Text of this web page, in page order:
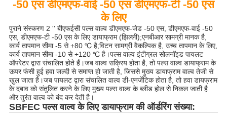
-50 एस डीएमएफ-वाई -50 एस डीएमएफ-टी -50 एस
के लिए
पुराने संस्करण 2 '' बीएफईसी पल्स वाल्व डीएमएफ-जेड -50 एस, डीएमएफ-वाई -50
एस, डीएमएफ-टी -50 एस के लिए डायाफ्राम (झिल्ली);एनबीआर सामग्री मानक है,
कार्य तापमान सीमा -5 से +80 ℃ है;विटन सामग्री वैकल्पिक है, उच्च तापमान के लिए,
कार्य तापमान सीमा -10 से +120 ℃ है।पल्स वाल्व इंटीग्रल सोलनॉइड पायलट
ऑपरेटर द्वारा संचालित होते हैं।जब वाल्व सक्रिय होता है, तो पल्स वाल्व डायाफ्राम के
ऊपर फंसी हुई हवा जल्दी से समाप्त हो जाती है, जिससे मुख्य डायाफ्राम वाल्व तेजी से
खुल जाता है।जब पायलट द्वारा संचालित वाल्व डी-एनर्जेटिक होता है, तो हवा डायफ्राम
के दबाव को संतुलित करने के लिए मुख्य पल्स वाल्व के ब्लीड होल से निकल जाती है
और तुरंत वाल्व को बंद कर देती है।
SBFEC पल्स वाल्व के लिए डायाफ्राम की ऑर्डरिंग संख्या: